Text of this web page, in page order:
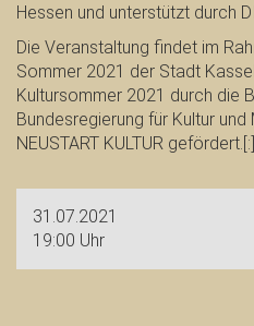
Hessen und unterstützt durch
Die Veranstaltung findet im
Sommer 2021 der Stadt
Kultursommer 2021 durch die
Bundesregierung für Kultur
NEUSTART KULTUR gefördert.[:]
31.07.2021
19:00 Uhr